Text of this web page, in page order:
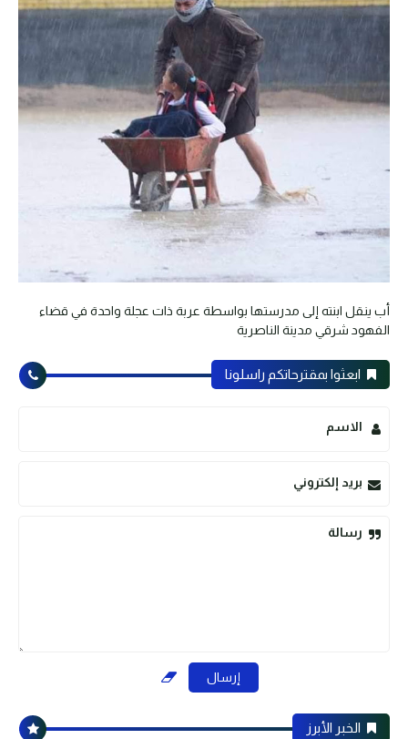
أب ينقل ابنته إلى مدرستها بواسطة عربة ذات عجلة واحدة في قضاء
الفهود شرقي مدينة الناصرية
ابعثوا بمقترحاتكم راسلونا
الاسم
بريد إلكتروني
رسالة
الخبر الأبرز